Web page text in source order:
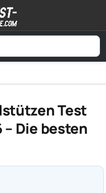
Test
Die besten